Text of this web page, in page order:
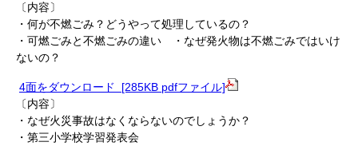
〔内容〕
・何が不燃ごみ？どうやって処理しているの？
・可燃ごみと不燃ごみの違い ・なぜ発火物は不燃ごみではいけ
ないの？
4面をダウンロード [285KB pdfファイル]
〔内容〕
・なぜ火災事故はなくならないのでしょうか？
・第三小学校学習発表会